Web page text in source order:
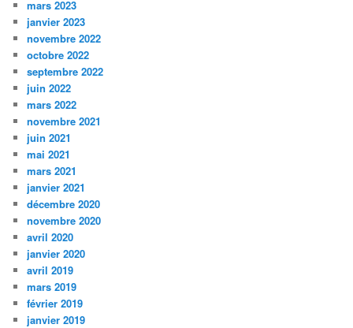
mars 2023
janvier 2023
novembre 2022
octobre 2022
septembre 2022
juin 2022
mars 2022
novembre 2021
juin 2021
mai 2021
mars 2021
janvier 2021
décembre 2020
novembre 2020
avril 2020
janvier 2020
avril 2019
mars 2019
février 2019
janvier 2019